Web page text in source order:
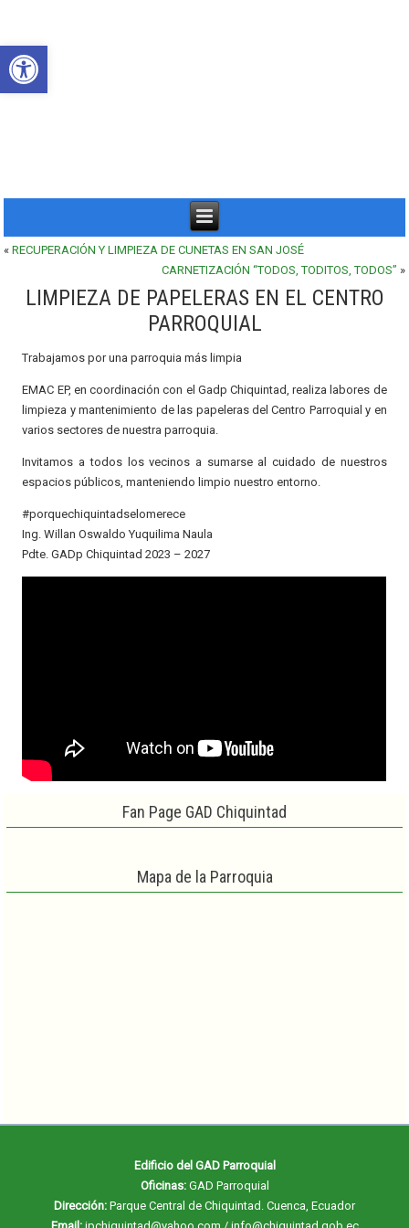
Abrir barra de herramientas
«RECUPERACIÓN Y LIMPIEZA DE CUNETAS EN SAN JOSÉ
CARNETIZACIÓN “TODOS, TODITOS, TODOS” »
LIMPIEZA DE PAPELERAS EN EL CENTRO
PARROQUIAL
Trabajamos por una parroquia más limpia
EMAC EP, en coordinación con el Gadp Chiquintad, realiza labores de
limpieza y mantenimiento de las papeleras del Centro Parroquial y en
varios sectores de nuestra parroquia.
Invitamos a todos los vecinos a sumarse al cuidado de nuestros
espacios públicos, manteniendo limpio nuestro entorno.
#porquechiquintadselomerece
Ing. Willan Oswaldo Yuquilima Naula
Pdte. GADp Chiquintad 2023 – 2027
Fan Page GAD Chiquintad
Mapa de la Parroquia
Edificio del GAD Parroquial
Oficinas:GAD Parroquial
Dirección: Parque Central de Chiquintad. Cuenca, Ecuador
Email:jpchiquintad@yahoo.com / info@chiquintad.gob.ec